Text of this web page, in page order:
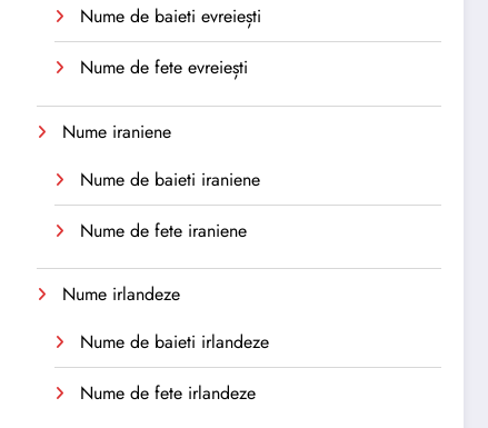
Nume de baieti evreiești
Nume de fete evreiești
Nume iraniene
Nume de baieti iraniene
Nume de fete iraniene
Nume irlandeze
Nume de baieti irlandeze
Nume de fete irlandeze